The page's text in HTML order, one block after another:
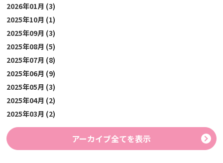
2026年01月 (3)
2025年10月 (1)
2025年09月 (3)
2025年08月 (5)
2025年07月 (8)
2025年06月 (9)
2025年05月 (3)
2025年04月 (2)
2025年03月 (2)
アーカイブ全てを表示